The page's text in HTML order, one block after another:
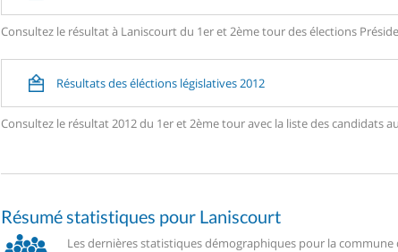
Consultez le résultat à Laniscourt du 1er et 2ème tour des élections
Résultats des éléctions législatives 2012
Consultez le résultat 2012 du 1er et 2ème tour avec la liste des candidats
Résumé statistiques pour Laniscourt
Les dernières statistiques démographiques pour la